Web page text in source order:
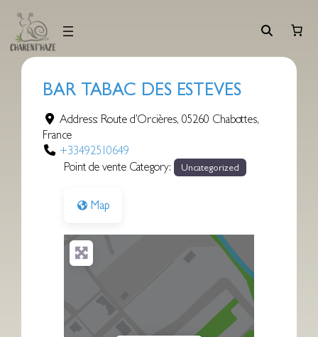
contenu
BAR TABAC DES ESTEVES
Address: Route d’Orcières, 05260 Chabottes,
France
+33492510649
Point de vente Category:
Uncategorized
Map